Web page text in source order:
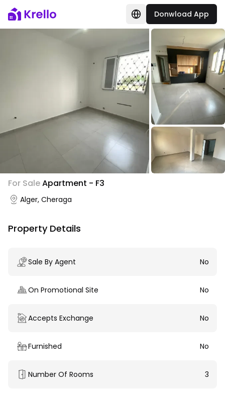
Donwload App
For SaleApartment - F3
Alger, Cheraga
Property Details
Sale By Agent No
On Promotional Site No
Accepts Exchange No
Furnished No
Number Of Rooms 3